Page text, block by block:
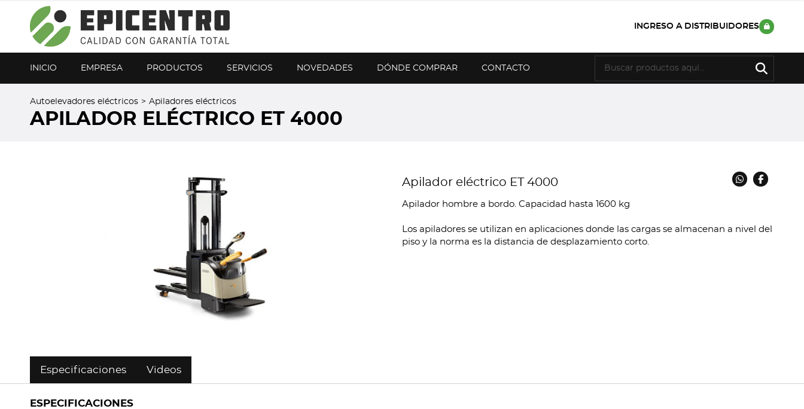
¿Olvidó su contraseña?
INGRESO A DISTRIBUIDORES
INICIO EMPRESA PRODUCTOS SERVICIOS NOVEDADES DÓNDE COMPRAR CONTACTO
Autoelevadores eléctricos > Apiladores eléctricos
APILADOR ELÉCTRICO ET 4000
Apilador eléctrico ET 4000
Apilador hombre a bordo. Capacidad hasta 1600 kg
Los apiladores se utilizan en aplicaciones donde las cargas se almacenan a nivel del
piso y la norma es la distancia de desplazamiento corto.
Especificaciones Videos
ESPECIFICACIONES